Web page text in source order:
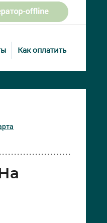
Как оплатить